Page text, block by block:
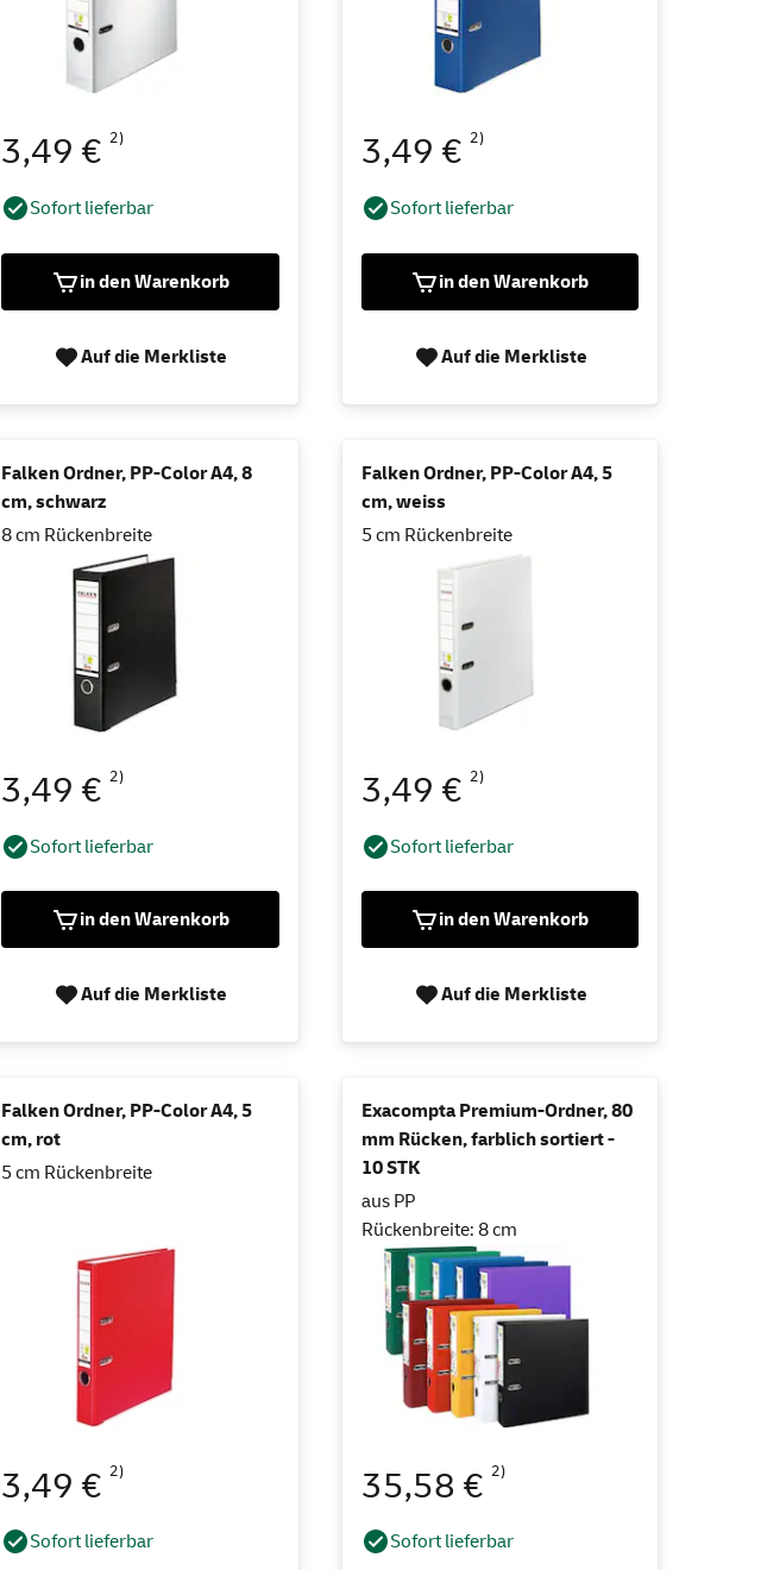
3,49 €2)
Sofort lieferbar
in den Warenkorb
Auf die Merkliste
3,49 € 2)
Sofort lieferbar
in den Warenkorb
Auf die Merkliste
Falken Ordner, PP-Color A4, 8
cm, schwarz
8 cm Rückenbreite
3,49 €2)
Sofort lieferbar
in den Warenkorb
Auf die Merkliste
Falken Ordner, PP-Color A4, 5
cm, weiss
5 cm Rückenbreite
3,49 € 2)
Sofort lieferbar
in den Warenkorb
Auf die Merkliste
Falken Ordner, PP-Color A4, 5
cm, rot
5 cm Rückenbreite
3,49 €2)
Sofort lieferbar
Exacompta Premium-Ordner, 80
mm Rücken, farblich sortiert -
10 STK
aus PP
Rückenbreite: 8 cm
35,58 € 2)
Sofort lieferbar